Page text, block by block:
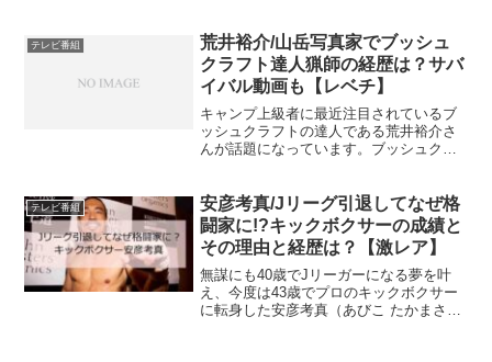
ンニクなのでしょうか。どこで買えるの
でしょうか？早...
テレビ番組
荒井裕介/山岳写真家でブッシュ
クラフト達人猟師の経歴は？サバ
イバル動画も【レベチ】
キャンプ上級者に最近注目されているブ
ッシュクラフトの達人である荒井裕介さ
んが話題になっています。ブッシュクラ
はどんな人で、どのようなことをしてい
るのでしょうか？2022...
テレビ番組
安彦考真/Jリーグ引退してなぜ格
闘家に!?キックボクサーの成績と
その理由と経歴は？【激レア】
無謀にも40歳でJリーガーになる夢を叶
え、今度は43歳でプロのキックボクサー
に転身した安彦考真（あびこ たかまさ）